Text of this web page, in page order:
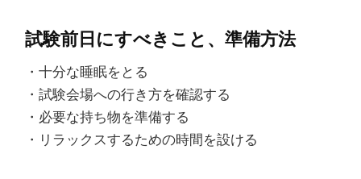
試験前日にすべきこと、準備方法
・十分な睡眠をとる
・試験会場への行き方を確認する
・必要な持ち物を準備する
・リラックスするための時間を設ける